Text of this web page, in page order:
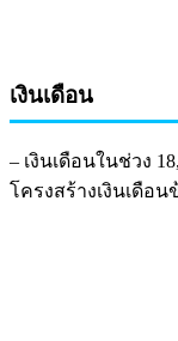
เงินเดือน
– เงินเดือนในช่วง
โครงสร้างเงินเดือ